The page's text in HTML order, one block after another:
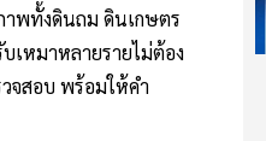
าพทั้งดินถม ดินเกษตร
เหมาหลายรายไม่ต้อง
จสอบ พร้อมให้คำ